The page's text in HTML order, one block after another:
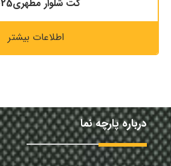
کت شلوار مطهری2025
اطلاعات بیشتر
درباره پارچه نما